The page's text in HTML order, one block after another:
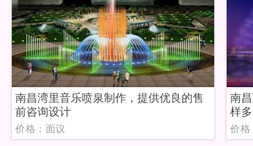
南昌湾里音乐喷泉制作，提供优良的售
前咨询设计
价格：面议
南
样
价格